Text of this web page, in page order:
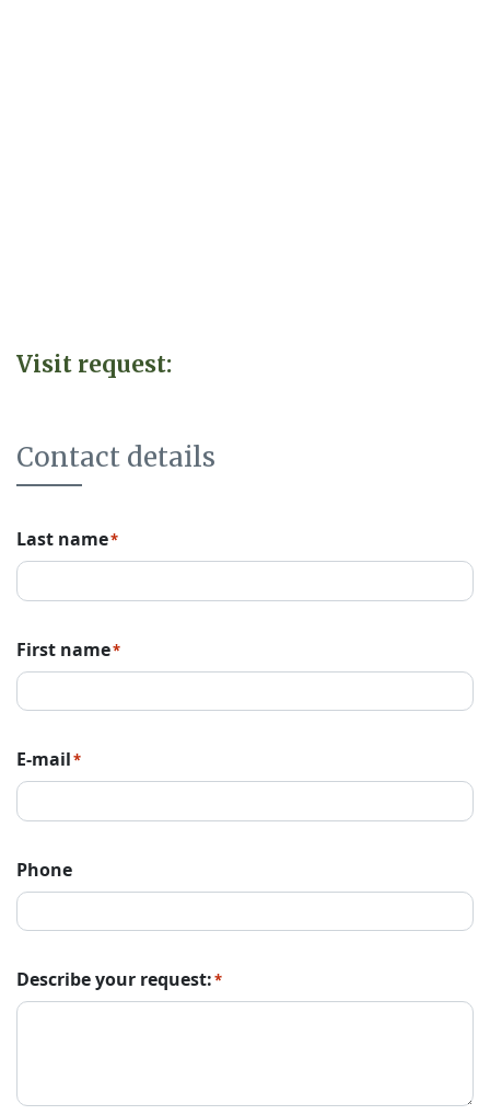
Visit request:
Contact details
Last name*
First name*
E-mail*
Phone
Describe your request:*